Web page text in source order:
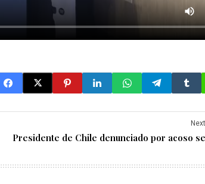
Presidente de Chile denunciado por acoso